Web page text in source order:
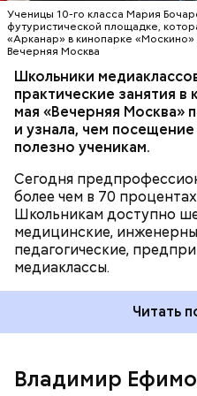
Ученицы 10-го класса Мария
футуристической площадке,
«Арканар» в кинопарке
Вечерняя Москва
Школьники
практические занятия
мая «Вечерняя Москва»
и узнала, чем
полезно ученикам.
Сегодня
более чем в 70
Школьникам доступно
медицинские,
педагогические,
медиаклассы.
Ракова. — Речь идет о
ребята работают на
действующими
их сферы. Одно из
медиаклассы, в которых
шести тысяч школьников.
Читать
Владимир
инфраструктуры
специалистов
их дальнейшей